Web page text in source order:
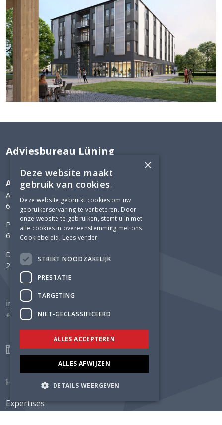
Adviesbureau Lüning
Adviesbureau Lüning
Arnhemsestraatweg 358
6881 NK Velp
Postbus 304
6800 AH Arnhem
Delftechpark 12
2628 XH Delft
info@luning.nl
+31 26 368 3480
Home
Expertises
×
Deze website maakt
gebruik van cookies.
Deze website gebruikt cookies om uw
gebruikerservaring te verbeteren. Door
onze website te gebruiken, stemt u in met
alle cookies in overeenstemming met ons
Cookiebeleid. Lees verder
STRIKT NOODZAKELIJK
PRESTATIE
TARGETING
NIET-GECLASSIFICEERD
ALLES ACCEPTEREN
ALLES AFWIJZEN
DETAILS WEERGEVEN